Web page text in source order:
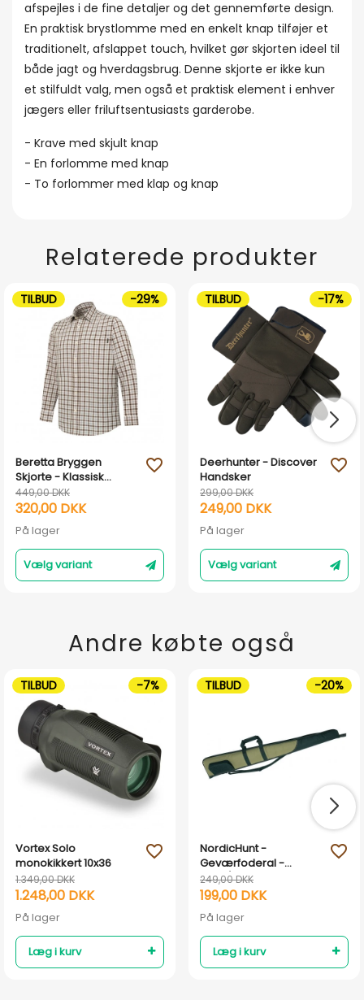
afspejles i de fine detaljer og det gennemførte design.
En praktisk brystlomme med en enkelt knap tilføjer et
traditionelt, afslappet touch, hvilket gør skjorten ideel til
både jagt og hverdagsbrug. Denne skjorte er ikke kun
et stilfuldt valg, men også et praktisk element i enhver
jægers eller friluftsentusiasts garderobe.
- Krave med skjult knap
- En forlomme med knap
- To forlommer med klap og knap
Relaterede produkter
Beretta Bryggen
Skjorte - Klassisk
bomuldsskjorte til jagt
og outdoor -
449,00 DKK
320,00 DKK
På lager
Vælg variant
favorite_outline
TILBUD -29%
Deerhunter - Discover
Handsker
299,00 DKK
249,00 DKK
På lager
Vælg variant
favorite_outline
TILBUD -17%
Andre købte også
Vortex Solo
monokikkert 10x36
1.349,00 DKK
1.248,00 DKK
På lager
Læg i kurv
favorite_outline
TILBUD -7%
NordicHunt -
Geværfoderal -
Grøn/Sort
249,00 DKK
199,00 DKK
På lager
Læg i kurv
favorite_outline
TILBUD -20%